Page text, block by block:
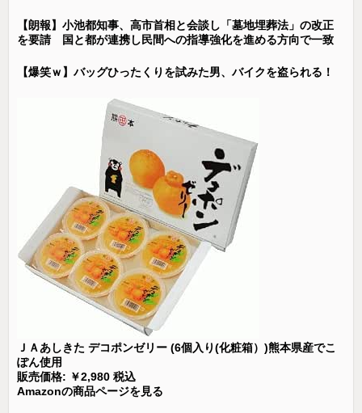
【朗報】小池都知事、高市首相と会談し「墓地埋葬法」の改正
を要請 国と都が連携し民間への指導強化を進める方向で一致
【爆笑ｗ】バッグひったくりを試みた男、バイクを盗られる！
ＪＡあしきた デコポンゼリー (6個入り(化粧箱）)熊本県産でこ
ぽん使用
販売価格: ￥2,980 税込
Amazonの商品ページを見る